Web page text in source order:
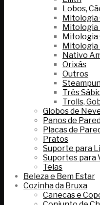
Lobos,
Mitologia
Mitologia
Mitologia
Mitologia
Nativo
Orixás
Outros
Três
Trolls,
Globos de
Panos de
Placas de
Pratos
Suporte para
Suportes para
Telas
Beleza e Bem Estar
Cozinha da Bruxa
Canecas e